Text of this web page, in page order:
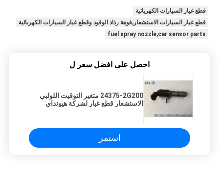
قطع غيار السيارات الكهربائية
قطع غيار السيارات الاستشعار,فوهة رذاذ الوقود وقطع غيار السيارات الكهربائية
fuel spray nozzle,car sensor parts
احصل على افضل سعر ل
24375-2G200 متغير التوقيت اللولبي
الاستشعار قطع غيار لشركة هيونداي
استمر